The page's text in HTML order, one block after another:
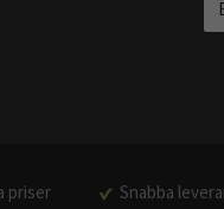
priser Snabba